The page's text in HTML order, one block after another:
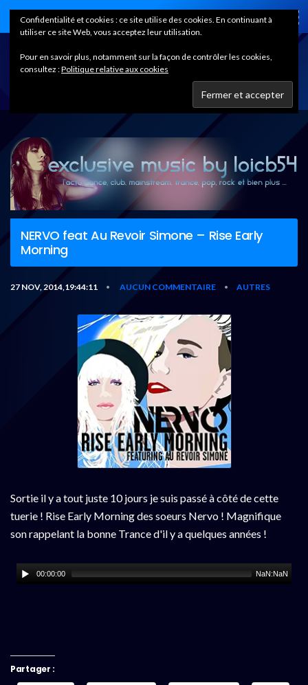
Home
NERVO feat Au Revoir Simone – Rise Early
Morning
27 NOV, 2014,19:44:11 • AUCUN COMMENTAIRE • AUTRES
Sortie il y a tout juste 10 jours je suis passé à côté de cette
tuerie ! Rise Early Morning des soeurs Nervo ! Magnifique
son rappelant la bonne Trance d'il y a quelques années !
00:00:00 NaN:NaN
Partager :
Confidentialité et cookies : ce site utilise des cookies. En continuant à
utiliser ce site Web, vous acceptez leur utilisation.
Pour en savoir plus, notamment sur la façon de contrôler les cookies,
consultez :Politique relative aux cookies